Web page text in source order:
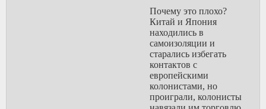
определённый вид, всё
продолжается
до тех пор, пока на
терриории не будет
установлен контроль
одной группы. И хотя
там до сих пор много
разных народностей,
можно найти различия
если внимательно
Почему это плохо?
Китай и Япония
находились в
самоизоляции и
старались избегать
контактов с
европейскими
колонистами, но
проиграли, колонисты